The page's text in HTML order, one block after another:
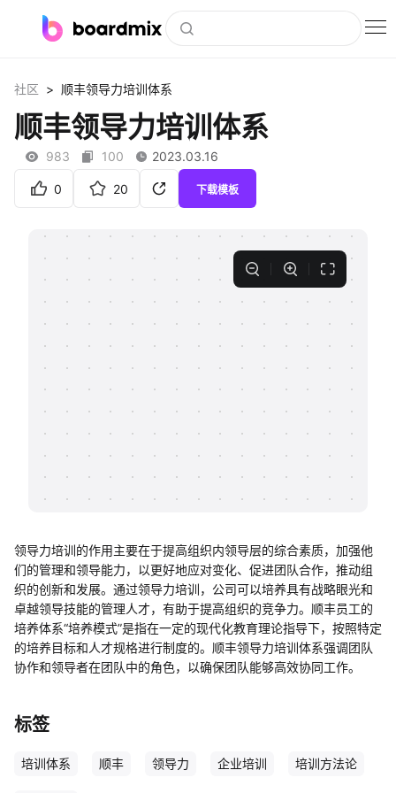
社区资源
下载
客户案例
支持
知识分享社区
社区 > 顺丰领导力培训体系
顺丰领导力培训体系
983 100 2023.03.16
0 20 下载模板
领导力培训的作用主要在于提高组织内领导层的综合素质，加强他
们的管理和领导能力，以更好地应对变化、促进团队合作，推动组
织的创新和发展。通过领导力培训，公司可以培养具有战略眼光和
卓越领导技能的管理人才，有助于提高组织的竞争力。顺丰员工的
培养体系“培养模式”是指在一定的现代化教育理论指导下，按照特定
的培养目标和人才规格进行制度的。顺丰领导力培训体系强调团队
协作和领导者在团队中的角色，以确保团队能够高效协同工作。
标签
培训体系 顺丰 领导力 企业培训 培训方法论